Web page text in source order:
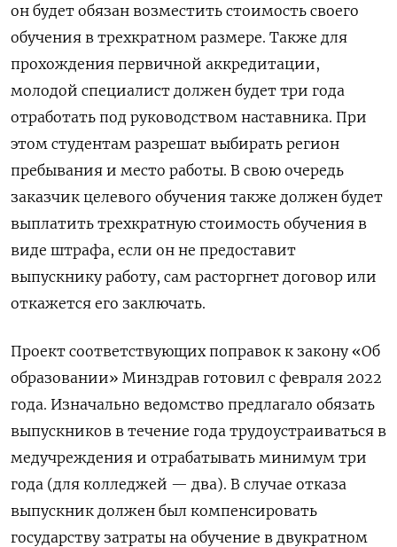
он будет обязан возместить стоимость своего
обучения в трехкратном размере. Также для
прохождения первичной аккредитации,
молодой специалист должен будет три года
отработать под руководством наставника. При
этом студентам разрешат выбирать регион
пребывания и место работы. В свою очередь
заказчик целевого обучения также должен будет
выплатить трехкратную стоимость обучения в
виде штрафа, если он не предоставит
выпускнику работу, сам расторгнет договор или
откажется его заключать.
Проект соответствующих поправок к закону «Об
образовании» Минздрав готовил с февраля 2022
года. Изначально ведомство предлагало обязать
выпускников в течение года трудоустраиваться в
медучреждения и отрабатывать минимум три
года (для колледжей — два). В случае отказа
выпускник должен был компенсировать
государству затраты на обучение в двукратном